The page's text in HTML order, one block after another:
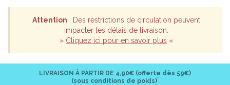
Attention : Des restrictions de circulation peuvent
impacter les délais de livraison.
» Cliquez ici pour en savoir plus «
LIVRAISON À PARTIR DE 4,90€ (offerte dès 59€)
(sous conditions de poids)*